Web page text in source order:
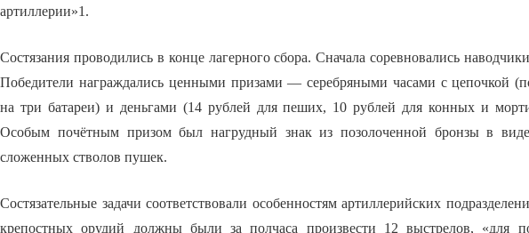
артиллерии»1.
Состязания проводились в конце лагерного сбора. Сначала соревновались
Победители награждались ценными призами — серебряными часами с цепочкой
на три батареи) и деньгами (14 рублей для пеших, 10 рублей для конных и
Особым почётным призом был нагрудный знак из позолоченной бронзы в виде
сложенных стволов пушек.
Состязательные задачи соответствовали особенностям артиллерийских
крепостных орудий должны были за полчаса произвести 12 выстрелов, «для